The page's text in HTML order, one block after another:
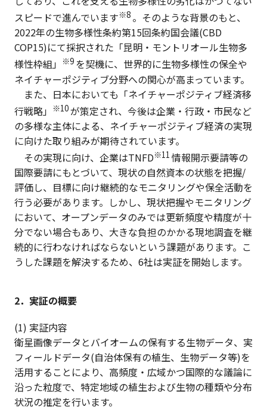
スピードで進んでいます※8 。そのような背景のもと、
2022年の生物多様性条約第15回条約国会議(CBD
COP15)にて採択された「昆明・モントリオール生物多
様性枠組」
※9 を契機に、世界的に生物多様性の保全や
ネイチャーポジティブ分野への関心が高まっています。
また、日本においても「ネイチャーポジティブ経済移
行戦略」
※10が策定され、今後は企業・行政・市民など
の多様な主体による、ネイチャーポジティブ経済の実現
に向けた取り組みが期待されています。
その実現に向け、企業はTNFD※11 情報開示要請等の
国際要請にもとづいて、現状の自然資本の状態を把握/
評価し、目標に向け継続的なモニタリングや保全活動を
行う必要があります。しかし、現状把握やモニタリング
において、オープンデータのみでは更新頻度や精度が十
分でない場合もあり、大きな負担のかかる現地調査を継
続的に行わなければならないという課題があります。こ
うした課題を解決するため、6社は実証を開始します。
2．実証の概要
(1) 実証内容
衛星画像データとバイオームの保有する生物データ、実
フィールドデータ(自治体保有の植生、生物データ等)を
活用することにより、高頻度・広域かつ国際的な議論に
沿った粒度で、特定地域の植生および生物の種類や分布
状況の推定を行います。